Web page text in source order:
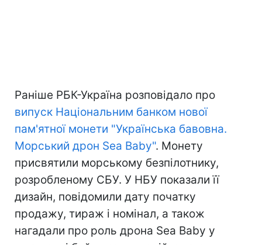
Раніше РБК-Україна розповідало про
випуск Національним банком нової
пам'ятної монети "Українська бавовна.
Морський дрон Sea Baby". Монету
присвятили морському безпілотнику,
розробленому СБУ. У НБУ показали її
дизайн, повідомили дату початку
продажу, тираж і номінал, а також
нагадали про роль дрона Sea Baby у